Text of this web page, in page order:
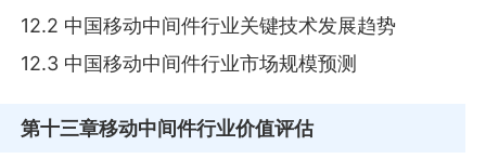
12.2 中国移动中间件行业关键技术发展趋势
12.3 中国移动中间件行业市场规模预测
第十三章移动中间件行业价值评估